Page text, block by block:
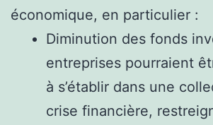
économique, en particulier :
Diminution des fonds
entreprises pourraient
à s’établir dans une
crise financière,